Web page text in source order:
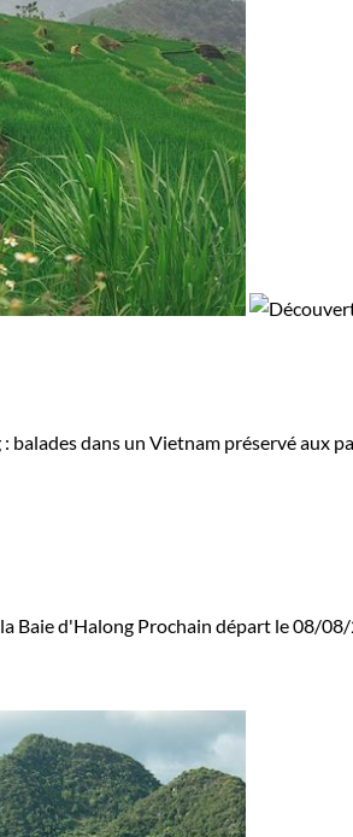
dans un Vietnam préservé aux
Baie d'Halong Prochain départ le 08/